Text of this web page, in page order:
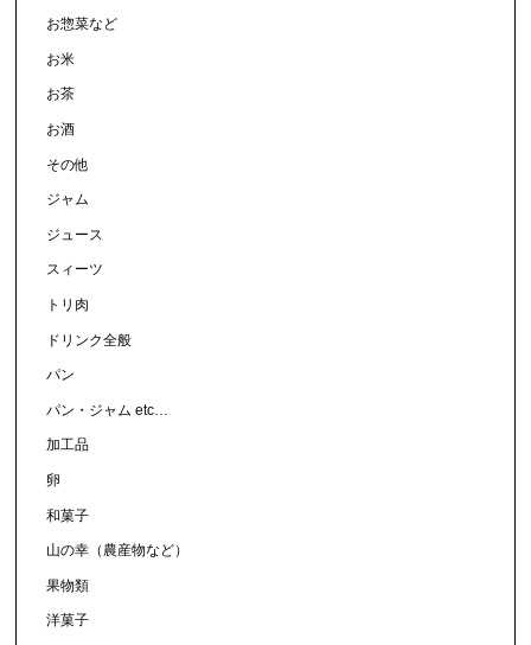
お惣菜など
お米
お茶
お酒
その他
ジャム
ジュース
スィーツ
トリ肉
ドリンク全般
パン
パン・ジャム etc…
加工品
卵
和菓子
山の幸（農産物など）
果物類
洋菓子